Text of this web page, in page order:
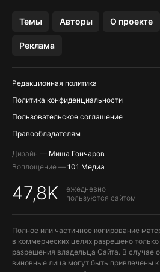
Темы Авторы О проекте
Реклама
Редакционная политика
Политика конфиденциальности
Пользовательское соглашение
Правообладателям
Дизайн — Миша Гончаров
Воплощение — 101 Медиа
47,8K
ежедневно
пользуются сайтом
Полное или частичное копирование
в коммерческих целях разрешено
разрешения владельца Сайта. В случае
виновные лица могут быть привлечены к